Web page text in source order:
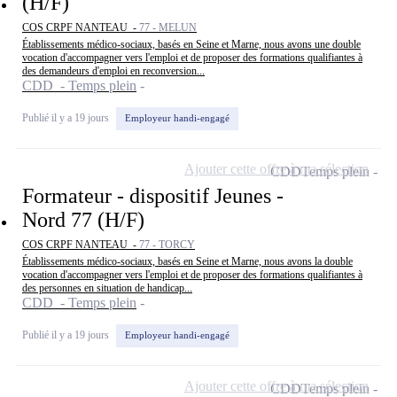
COS CRPF NANTEAU - 77 - MELUN
Établissements médico-sociaux, basés en Seine et Marne, nous avons une double
vocation d'accompagner vers l'emploi et de proposer des formations qualifiantes à
des demandeurs d'emploi en reconversion...
CDD - Temps plein
Publié il y a 19 jours Employeur handi-engagé
Formateur - dispositif Jeunes -
Nord 77 (H/F)
COS CRPF NANTEAU - 77 - TORCY
Établissements médico-sociaux, basés en Seine et Marne, nous avons la double
vocation d'accompagner vers l'emploi et de proposer des formations qualifiantes à
des personnes en situation de handicap...
CDD - Temps plein
Publié il y a 19 jours Employeur handi-engagé
CDDTemps plein
Ajouter cette offre à ma sélection
CDDTemps plein
Ajouter cette offre à ma sélection